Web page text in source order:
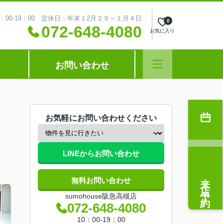
00-19：00 定休日：年末１2月２９～１月４日
072-648-4080 お気に入り
0
お問い合わせ
お気軽にお問い合わせください
LINEからお問い合わせ
無料お問い合わせ
sumohouse阪急高槻店
072-648-4080
10：00-19：00
来店予約